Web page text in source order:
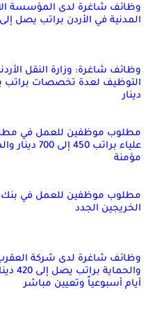
وظائف شاغرة لدى المؤسسة
المدنية في الأردن براتب يصل إلى 450 دينار
وظائف شاغرة: وزارة النقل
دينار
مطلوب موظفين للعمل في
علياء براتب 450
مؤمنة
مطلوب موظفين للعمل في بنك
الخريجين الجدد
وظائف شاغرة لدى شركة
أيام أسبوعياً وتعيين مباشر